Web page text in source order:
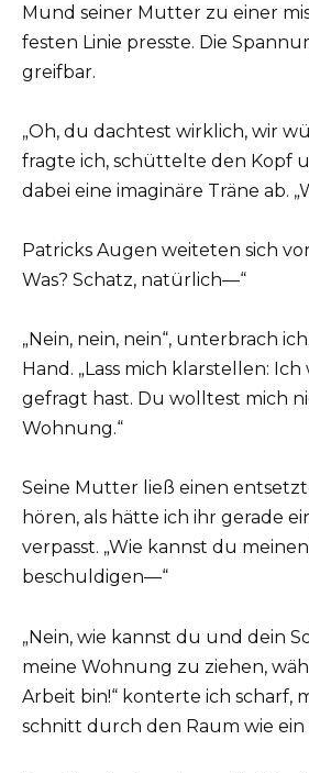
Mund seiner Mutter zu einer
festen Linie presste. Die
greifbar.
„Oh, du dachtest wirklich, wir
fragte ich, schüttelte den Kopf
dabei eine imaginäre Träne ab.
Patricks Augen weiteten sich
Was? Schatz, natürlich—“
„Nein, nein, nein“, unterbrach
Hand. „Lass mich klarstellen:
gefragt hast. Du wolltest mich
Wohnung.“
Seine Mutter ließ einen
hören, als hätte ich ihr gerade
verpasst. „Wie kannst du
beschuldigen—“
„Nein, wie kannst du und dein
meine Wohnung zu ziehen,
Arbeit bin!“ konterte ich scharf,
schnitt durch den Raum wie ein